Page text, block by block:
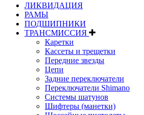
ЛИКВИДАЦИЯ
РАМЫ
ПОДШИПНИКИ
ТРАНСМИССИЯ
Каретки
Кассеты и трещетки
Передние звезды
Цепи
Задние переключатели
Переключатели Shimano
Системы шатунов
Шифтеры (манетки)